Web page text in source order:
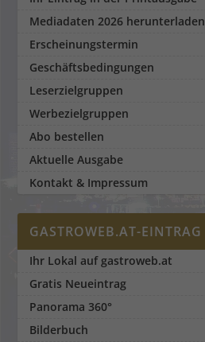
Mediadaten 2026 herunterladen
Erscheinungstermin
Geschäftsbedingungen
Leserzielgruppen
Werbezielgruppen
Abo bestellen
Aktuelle Ausgabe
Kontakt & Impressum
GASTROWEB.AT-EINTRAG
Ihr Lokal auf gastroweb.at
Gratis Neueintrag
Panorama 360°
Bilderbuch